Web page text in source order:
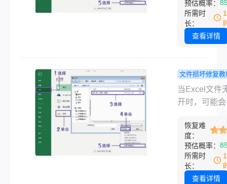
统功能及专
务，帮助快
丢失数据。
时有发生。
excel文件损
修复呢？本
文件损坏问
预估概率：
所需时
长：
查看详情
文件损坏修复教
excel表格
怎么修复？
解!
当Excel文件
开时，可能
作进度受阻
excel表格打
么修复呢？
针对不同场
种实用修复
恢复难
度：
预估概率：
所需时
长：
查看详情